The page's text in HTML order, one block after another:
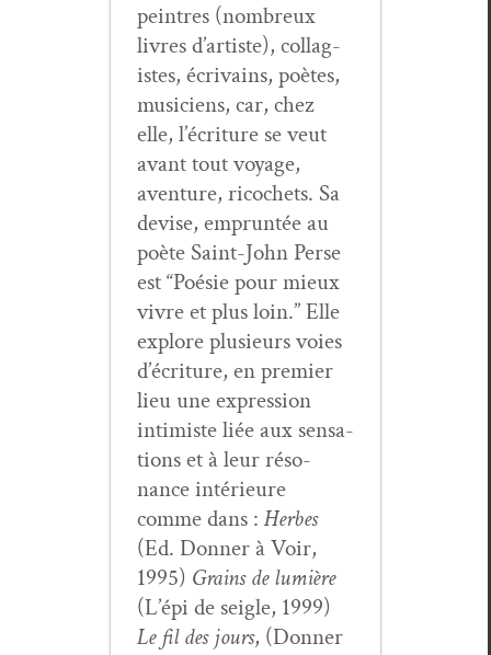
pein­tres (nom­breux
livres d’artiste), col­lag­
istes, écrivains, poètes,
musi­ciens, car, chez
elle, l’écriture se veut
avant tout voy­age,
aven­ture, ric­o­chets. Sa
devise, emprun­tée au
poète Saint-John Perse
est “Poésie pour mieux
vivre et plus loin.” Elle
explore plusieurs voies
d’écriture, en pre­mier
lieu une expres­sion
intimiste liée aux sen­sa­
tions et à leur réso­
nance intérieure
comme dans : Herbes
(Ed. Don­ner à Voir,
1995) Grains de lumière
(L’épi de sei­gle, 1999)
Le fil des jours, (Don­ner